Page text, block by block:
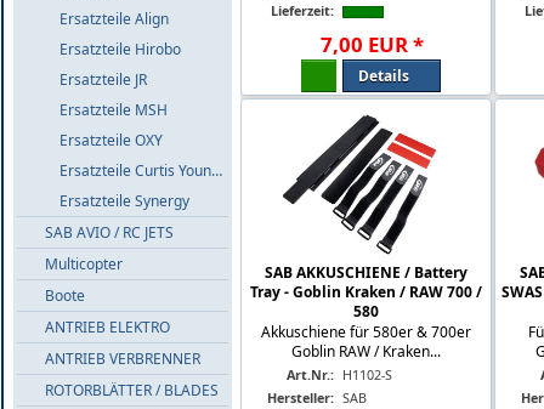
Ersatzteile Align
Ersatzteile Hirobo
Ersatzteile JR
Ersatzteile MSH
Ersatzteile OXY
Ersatzteile Curtis Youngblood
Ersatzteile Synergy
SAB AVIO / RC JETS
Multicopter
Boote
ANTRIEB ELEKTRO
ANTRIEB VERBRENNER
ROTORBLÄTTER / BLADES
Lieferzeit:
7,00 EUR*
Details
SAB AKKUSCHIENE / Battery
Tray - Goblin Kraken / RAW 700 /
580
Akkuschiene für 580er & 700er
Goblin RAW / Kraken...
Art.Nr.: H1102-S
Hersteller: SAB